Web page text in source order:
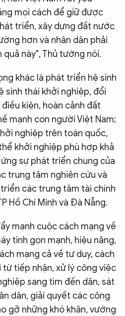
mọi cách để giữ được
triển, xây dựng đất nước
hơn và nhân dân phải
này", Thủ tướng nói.
khác là phát triển hệ sinh
sinh thái khởi nghiệp, đổi
kiện, hoàn cảnh đất
mạnh con người Việt Nam;
nghiệp trên toàn quốc,
khởi nghiệp phù hợp khả
sự phát triển chung của
trung tâm nghiên cứu và
các trung tâm tài chính
Hồ Chí Minh và Đà Nẵng.
mạnh cuộc cách mạng về
tinh gọn mạnh, hiệu năng,
mạng cả về tư duy, cách
từ tiếp nhận, xử lý công việc
sang tìm đến dân, sát
dân, giải quyết các công
gỡ những khó khăn, vướng